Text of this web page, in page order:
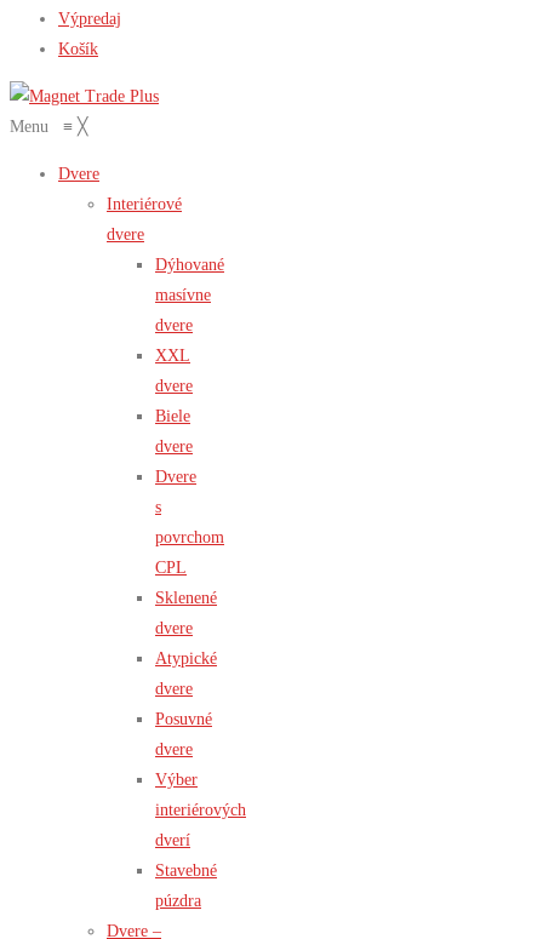
Výpredaj
Košík
Menu ≡ ╳
Dvere
Interiérové
dvere
Dýhované
masívne
dvere
XXL
dvere
Biele
dvere
Dvere
s
povrchom
CPL
Sklenené
dvere
Atypické
dvere
Posuvné
dvere
Výber
interiérových
dverí
Stavebné
púzdra
Dvere –